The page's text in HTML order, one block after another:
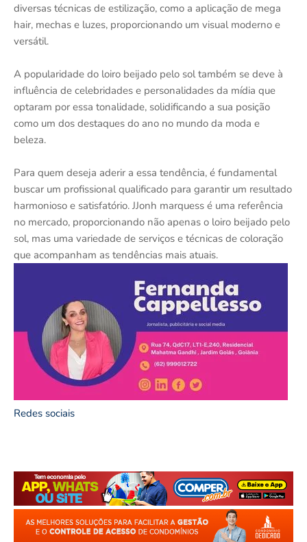
diversas técnicas de estilização, como a aplicação de mega
hair, mechas e luzes, proporcionando um visual moderno e
versátil.
A popularidade do loiro beijado pelo sol também se deve à
influência de celebridades e personalidades da mídia que
optaram por essa tonalidade, solidificando a sua posição
como um dos destaques do ano no mundo da moda e
beleza.
Para quem deseja aderir a essa tendência, é fundamental
buscar um profissional qualificado para garantir um resultado
harmonioso e satisfatório. JJonh marquess é uma referência
no mercado, proporcionando não apenas o loiro beijado pelo
sol, mas uma variedade de serviços e técnicas de coloração
que acompanham as tendências mais atuais.
Redes sociais